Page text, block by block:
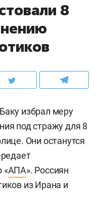
8
избрал меру
под стражу для 8
Они останутся
«АПА». Россиян
из Ирана и